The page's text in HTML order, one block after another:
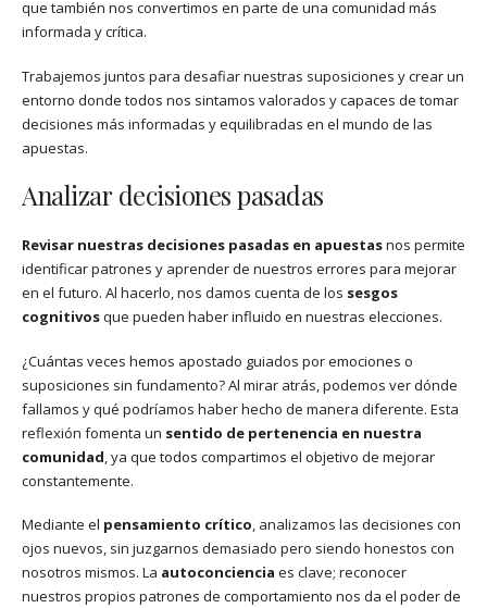
que también nos convertimos en parte de una comunidad más
informada y crítica.
Trabajemos juntos para desafiar nuestras suposiciones y crear un
entorno donde todos nos sintamos valorados y capaces de tomar
decisiones más informadas y equilibradas en el mundo de las
apuestas.
Analizar decisiones pasadas
Revisar nuestras decisiones pasadas en apuestasnos permite
identificar patrones y aprender de nuestros errores para mejorar
en el futuro. Al hacerlo, nos damos cuenta de los sesgos
cognitivosque pueden haber influido en nuestras elecciones.
¿Cuántas veces hemos apostado guiados por emociones o
suposiciones sin fundamento? Al mirar atrás, podemos ver dónde
fallamos y qué podríamos haber hecho de manera diferente. Esta
reflexión fomenta un sentido de pertenencia en nuestra
comunidad, ya que todos compartimos el objetivo de mejorar
constantemente.
Mediante el pensamiento crítico, analizamos las decisiones con
ojos nuevos, sin juzgarnos demasiado pero siendo honestos con
nosotros mismos. La autoconciencia es clave; reconocer
nuestros propios patrones de comportamiento nos da el poder de